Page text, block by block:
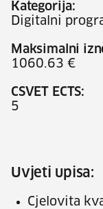
Kategorija:
Digitalni
Maksimalni
1060.63 €
CSVET ECTS:
5
Uvjeti upisa:
Cjelovita